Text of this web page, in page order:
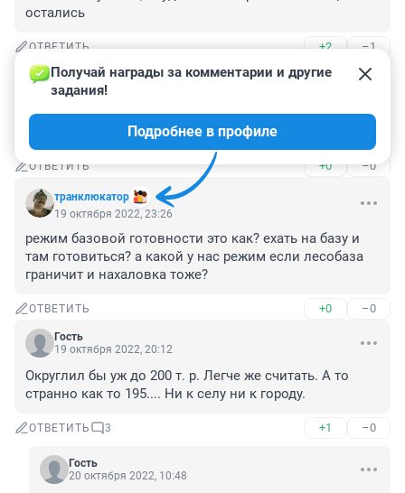
остались
ОТВЕТИТЬ +2 –1
Гость
20 октября 2022, 01:17
Причем тут Московская область? что-то очковато уже
ОТВЕТИТЬ +0 –0
транклюкатор
Получай награды за комментарии и другие
задания!
Подробнее в профиле
19 октября 2022, 23:26
режим базовой готовности это как? ехать на базу и
там готовиться? а какой у нас режим если лесобаза
граничит и нахаловка тоже?
ОТВЕТИТЬ +0 –0
Гость
19 октября 2022, 20:12
Округлил бы уж до 200 т. р. Легче же считать. А то
странно как то 195.... Ни к селу ни к городу.
ОТВЕТИТЬ 3 +1 –0
Гость
20 октября 2022, 10:48